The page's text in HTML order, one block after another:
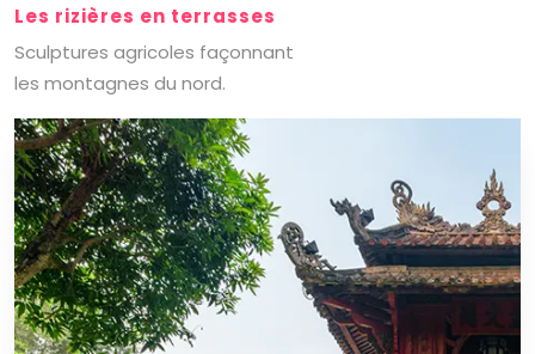
Les rizières en terrasses
Sculptures agricoles façonnant
les montagnes du nord.